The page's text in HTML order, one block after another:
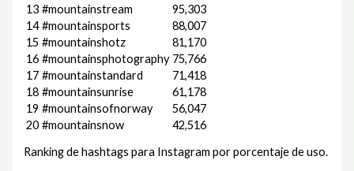
13 #mountainstream
95,303
14 #mountainsports
88,007
15 #mountainshotz
81,170
16 #mountainsphotography 75,766
17 #mountainstandard
71,418
18 #mountainsunrise
61,178
19 #mountainsofnorway
56,047
20 #mountainsnow 42,516
Ranking de hashtags para Instagram por porcentaje de uso.